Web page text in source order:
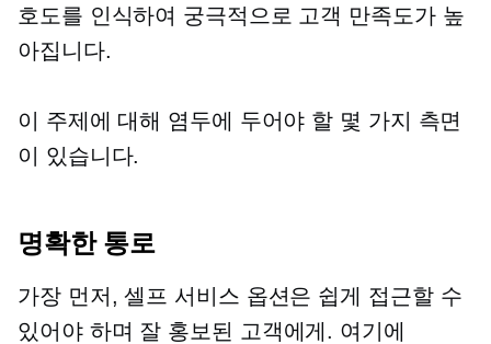
호도를 인식하여 궁극적으로 고객 만족도가 높
아집니다.
이 주제에 대해 염두에 두어야 할 몇 가지 측면
이 있습니다.
명확한 통로
가장 먼저,셀프 서비스 옵션은 쉽게 접근할 수
있어야 하며 잘 홍보된
고객에게. 여기에